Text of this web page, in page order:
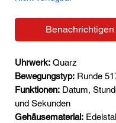
Uhrwerk: Quarz
Bewegungstyp: Runde
Funktionen: Datum,
und Sekunden
Gehäusematerial: